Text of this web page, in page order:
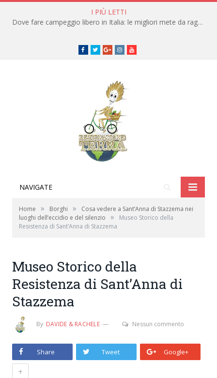
I PIÙ LETTI
Dove fare campeggio libero in Italia: le migliori mete da raggiungere in traghetto
Facebook
TwitterGoogle+instagramyoutube
NAVIGATE
Home » Borghi »
Cosa vedere a Sant’Anna di Stazzema nei
luoghi dell’eccidio e del silenzio
»
Museo Storico della
Resistenza di Sant’Anna di Stazzema
Museo Storico della
Resistenza di Sant’Anna di
Stazzema
By DAVIDE & RACHELE Nessun commento
Share Tweet Google+
+